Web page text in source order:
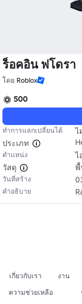
ร็อคอิน ฟโดรา
โดย Roblox
500
ทำการแลกเปลี่ยนได้
ไ
ประเภท
ตำแหน่ง
ไ
วัสดุ
พื้
วันที่สร้าง
คำอธิบาย
เกี่ยวกับเรา งาน
ความช่วยเหลือ